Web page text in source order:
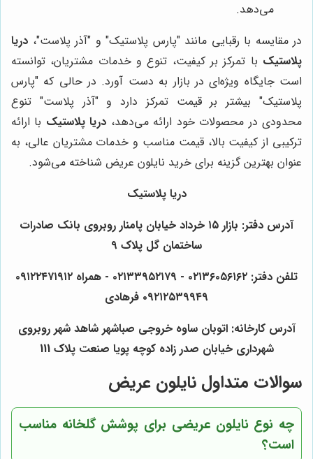
می‌دهد.
در مقایسه با رقبایی مانند "پارس پلاستیک" و "آذر پلاست"، دریا
پلاستیک با تمرکز بر کیفیت، تنوع و خدمات مشتریان، توانسته
است جایگاه ویژه‌ای در بازار به دست آورد. در حالی که "پارس
پلاستیک" بیشتر بر قیمت تمرکز دارد و "آذر پلاست" تنوع
محدودی در محصولات خود ارائه می‌دهد، دریا پلاستیک با ارائه
ترکیبی از کیفیت بالا، قیمت مناسب و خدمات مشتریان عالی، به
عنوان بهترین گزینه برای خرید نایلون عریض شناخته می‌شود.
دریا پلاستیک
آدرس دفتر: بازار ۱۵ خرداد خیابان پامنار روبروی بانک صادرات
ساختمان گل پلاک ۹
تلفن دفتر: ۰۲۱۳۶۰۵۶۱۶۲ - ۰۲۱۳۳۹۵۲۱۷۹ - همراه ۰۹۱۲۲۴۷۱۹۱۲
۰۹۲۱۲۵۳۹۹۴۹ فرهادی
آدرس کارخانه: اتوبان ساوه خروجی صباشهر شاهد شهر روبروی
شهرداری خیابان صدر زاده کوچه پویا صنعت پلاک 111
سوالات متداول نایلون عریض
چه نوع نایلون عریضی برای پوشش گلخانه مناسب
است؟